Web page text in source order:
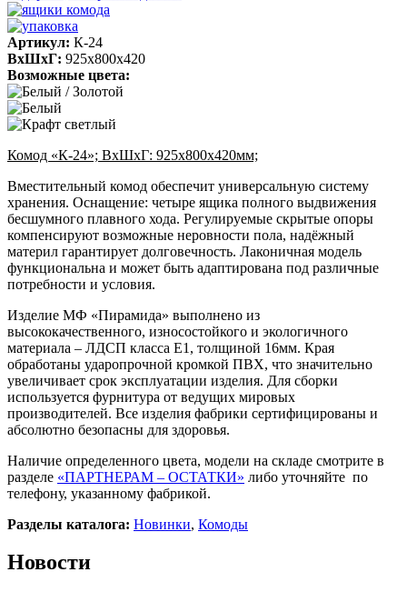
Артикул: К-24
ВхШхГ: 925х800х420
Возможные цвета:
Комод «К-24»; ВхШхГ: 925х800х420мм;
Вместительный комод обеспечит универсальную систему
хранения. Оснащение: четыре ящика полного выдвижения
бесшумного плавного хода. Регулируемые скрытые опоры
компенсируют возможные неровности пола, надёжный
материл гарантирует долговечность. Лаконичная модель
функциональна и может быть адаптирована под различные
потребности и условия.
Изделие МФ «Пирамида» выполнено из
высококачественного, износостойкого и экологичного
материала – ЛДСП класса Е1, толщиной 16мм. Края
обработаны ударопрочной кромкой ПВХ, что значительно
увеличивает срок эксплуатации изделия. Для сборки
используется фурнитура от ведущих мировых
производителей. Все изделия фабрики сертифицированы и
абсолютно безопасны для здоровья.
Наличие определенного цвета, модели на складе смотрите в
разделе «ПАРТНЕРАМ – ОСТАТКИ» либо уточняйте по
телефону, указанному фабрикой.
Разделы каталога: Новинки, Комоды
Новости